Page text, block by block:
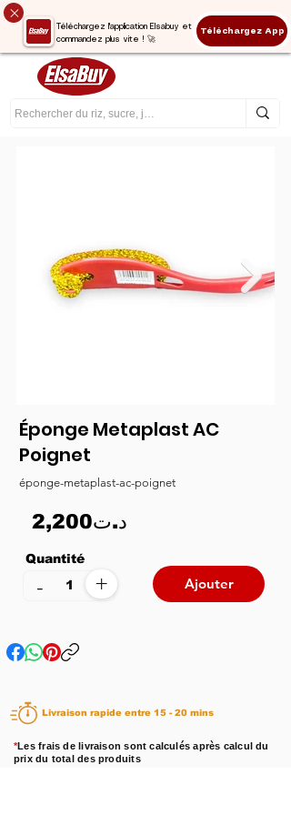
Téléchargez l'application Elsabuy et
commandez plus vite ! 🚀
Téléchargez App
Éponge Metaplast AC
Poignet
éponge-metaplast-ac-poignet
2,200د.ت
Quantité
+
- Ajouter
Livraison rapide entre 15 - 20 mins
*Les frais de livraison sont calculés après calcul du
prix du total des produits